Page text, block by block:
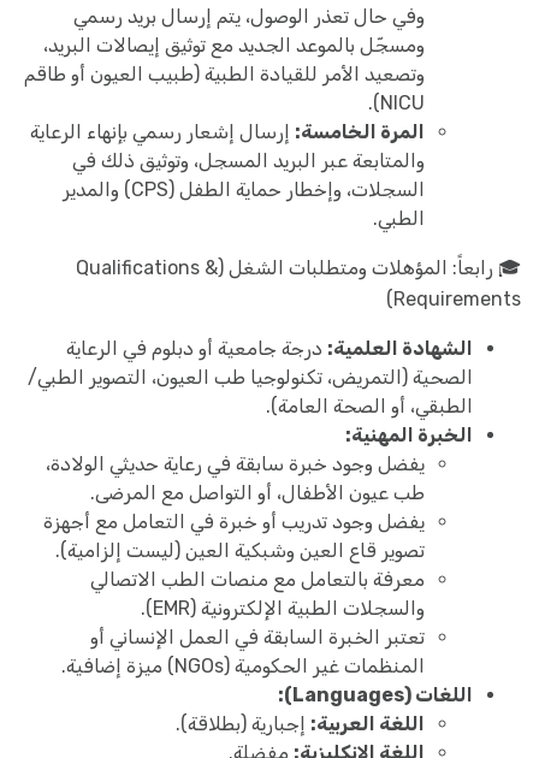
وفي حال تعذر الوصول، يتم إرسال بريد رسمي
ومسجّل بالموعد الجديد مع توثيق إيصالات البريد،
وتصعيد الأمر للقيادة الطبية (طبيب العيون أو طاقم
NICU).
المرة الخامسة: إرسال إشعار رسمي بإنهاء الرعاية
والمتابعة عبر البريد المسجل، وتوثيق ذلك في
السجلات، وإخطار حماية الطفل (CPS) والمدير
الطبي.
🎓 رابعاً: المؤهلات ومتطلبات الشغل (Qualifications &
Requirements)
الشهادة العلمية: درجة جامعية أو دبلوم في الرعاية
الصحية (التمريض، تكنولوجيا طب العيون، التصوير الطبي/
الطبقي، أو الصحة العامة).
الخبرة المهنية:
يفضل وجود خبرة سابقة في رعاية حديثي الولادة،
طب عيون الأطفال، أو التواصل مع المرضى.
يفضل وجود تدريب أو خبرة في التعامل مع أجهزة
تصوير قاع العين وشبكية العين (ليست إلزامية).
معرفة بالتعامل مع منصات الطب الاتصالي
والسجلات الطبية الإلكترونية (EMR).
تعتبر الخبرة السابقة في العمل الإنساني أو
المنظمات غير الحكومية (NGOs) ميزة إضافية.
اللغات (Languages):
اللغة العربية: إجبارية (بطلاقة).
اللغة الإنكليزية: مفضلة.